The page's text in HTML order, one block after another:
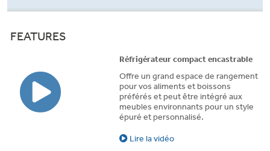
FEATURES
Réfrigérateur compact encastrable
Offre un grand espace de rangement
pour vos aliments et boissons
préférés et peut être intégré aux
meubles environnants pour un style
épuré et personnalisé.
Lire la vidéo